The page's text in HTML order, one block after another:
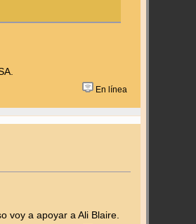
En línea
voy a apoyar a Ali Blaire.